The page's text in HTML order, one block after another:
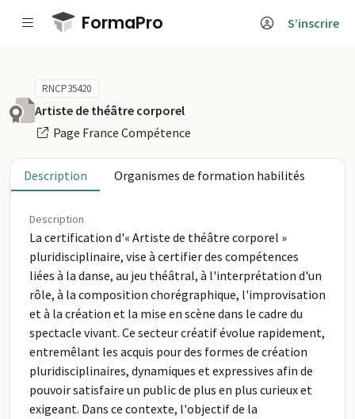
Passer au contenu principal
FormaPro S’inscrire
RNCP35420
Artiste de théâtre corporel
Page France Compétence
Description Organismes de formation habilités
Description
La certification d'« Artiste de théâtre corporel »
pluridisciplinaire, vise à certifier des compétences
liées à la danse, au jeu théâtral, à l'interprétation d'un
rôle, à la composition chorégraphique, l'improvisation
et à la création et la mise en scène dans le cadre du
spectacle vivant. Ce secteur créatif évolue rapidement,
entremêlant les acquis pour des formes de création
pluridisciplinaires, dynamiques et expressives afin de
pouvoir satisfaire un public de plus en plus curieux et
exigeant. Dans ce contexte, l'objectif de la